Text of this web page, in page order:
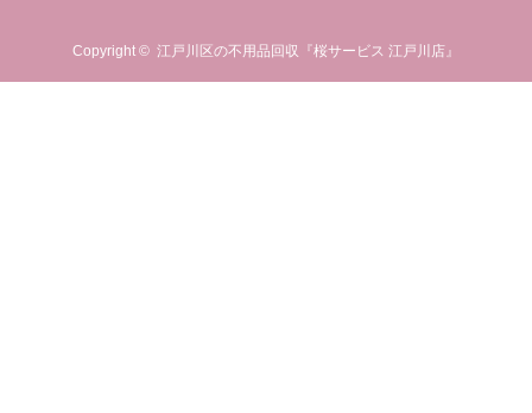
Copyright © 江戸川区の不用品回収『桜サービス 江戸川店』